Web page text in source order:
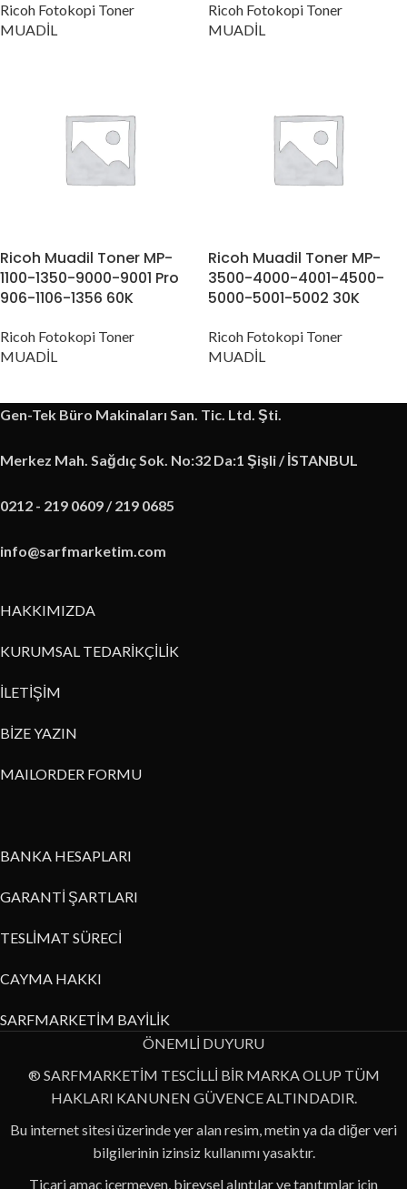
Ricoh Fotokopi Toner
MUADİL
Ricoh Fotokopi Toner
MUADİL
Ricoh Muadil Toner MP-
1100-1350-9000-9001 Pro
906-1106-1356 60K
Ricoh Fotokopi Toner
MUADİL
Ricoh Muadil Toner MP-
3500-4000-4001-4500-
5000-5001-5002 30K
Ricoh Fotokopi Toner
MUADİL
Gen-Tek Büro Makinaları San. Tic. Ltd. Şti.
Merkez Mah. Sağdıç Sok. No:32 Da:1 Şişli / İSTANBUL
0212 - 219 0609 / 219 0685
info@sarfmarketim.com
HAKKIMIZDA
KURUMSAL TEDARİKÇİLİK
İLETİŞİM
BİZE YAZIN
MAILORDER FORMU
BANKA HESAPLARI
GARANTİ ŞARTLARI
TESLİMAT SÜRECİ
CAYMA HAKKI
SARFMARKETİM BAYİLİK
ÖNEMLİ DUYURU
® SARFMARKETİM TESCİLLİ BİR MARKA OLUP TÜM
HAKLARI KANUNEN GÜVENCE ALTINDADIR.
Bu internet sitesi üzerinde yer alan resim, metin ya da diğer veri
bilgilerinin izinsiz kullanımı yasaktır.
Ticari amaç içermeyen, bireysel alıntılar ve tanıtımlar için